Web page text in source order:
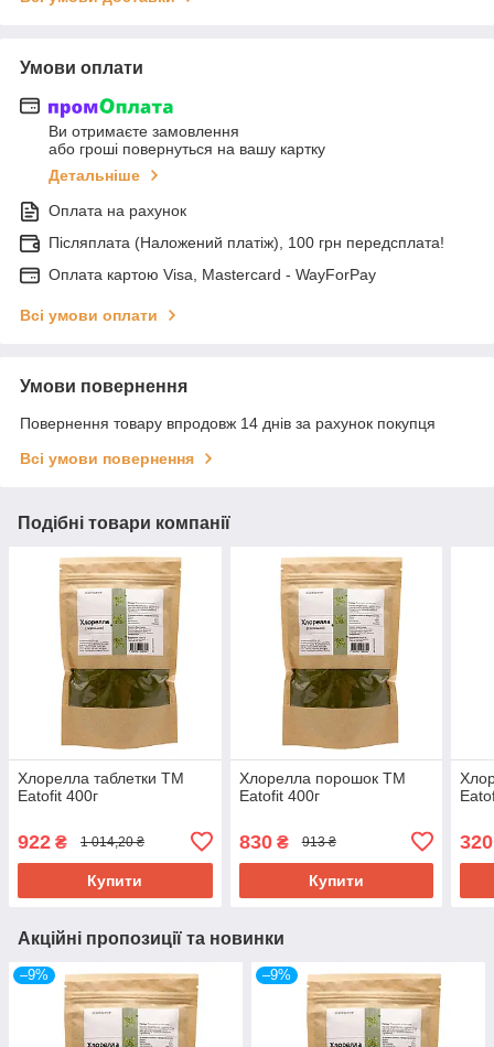
Умови оплати
Ви отримаєте замовлення
або гроші повернуться на вашу картку
Детальніше
Оплата на рахунок
Післяплата (Наложений платіж), 100 грн передсплата!
Оплата картою Visa, Mastercard - WayForPay
Всі умови оплати
Умови повернення
Повернення товару впродовж 14 днів за рахунок покупця
Всі умови повернення
Подібні товари компанії
Хлорелла таблетки ТМ
Eatofit 400г
922 ₴ 1 014,20 ₴
Купити
Хлорелла порошок ТМ
Eatofit 400г
830₴ 913 ₴
Купити
320
Акційні пропозиції та новинки
–9% –9%